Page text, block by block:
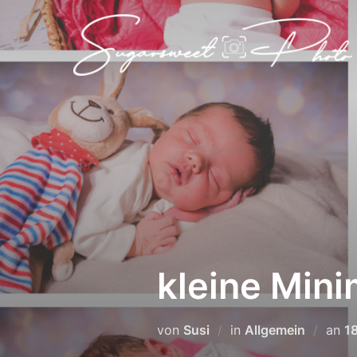
Inhalt
springen
kleine
von Susi in Allgemein an